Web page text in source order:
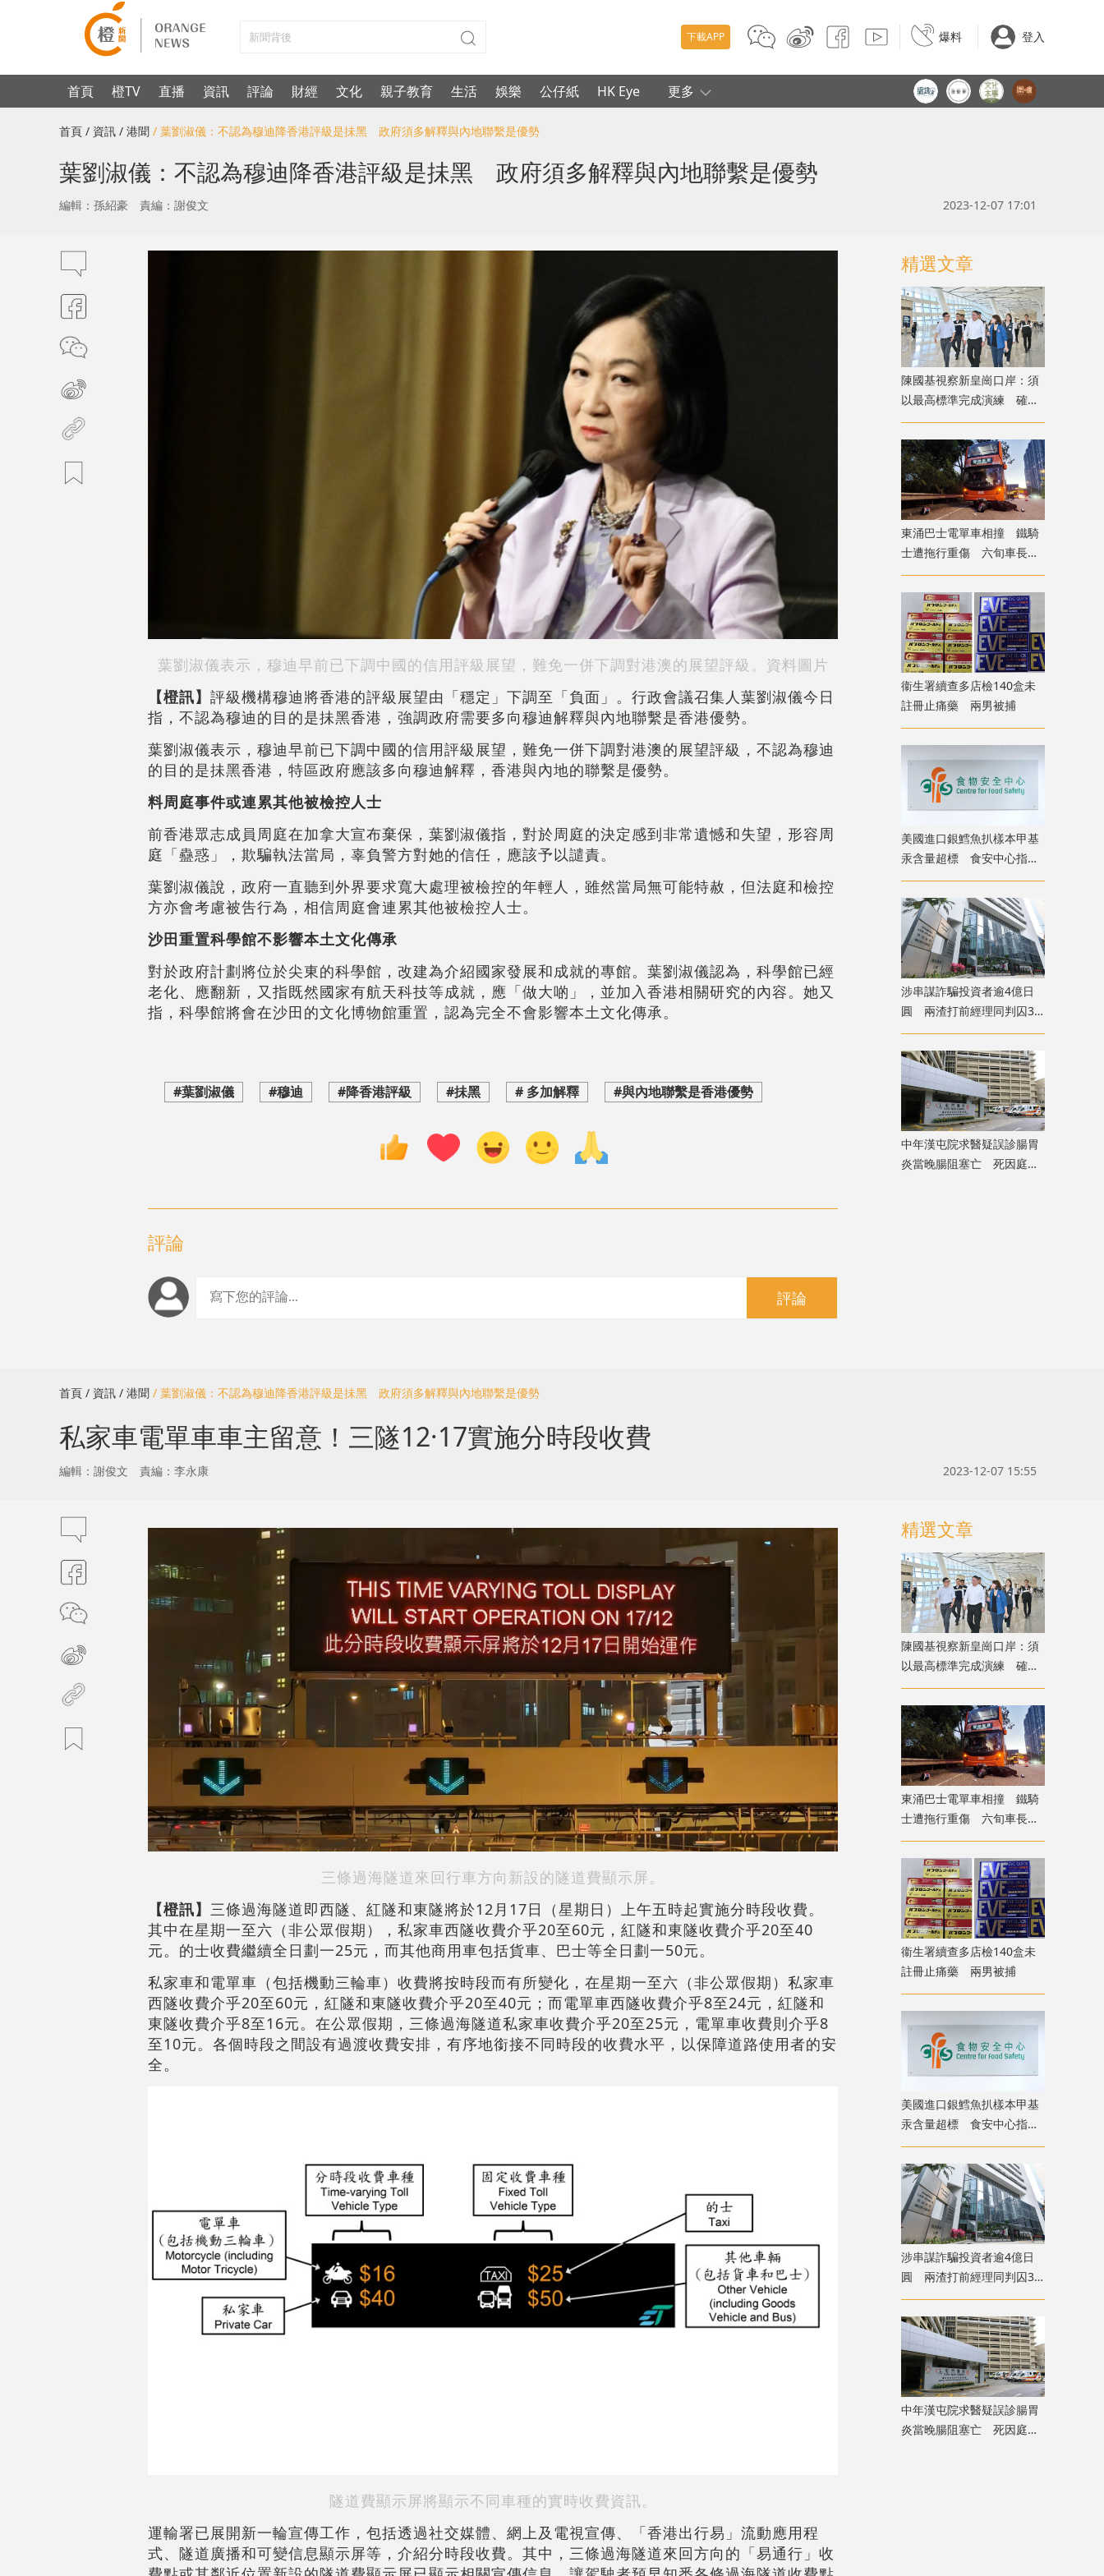
下載APP 爆料 登入
首頁 橙TV 直播 資訊 評論 財經 文化 親子教育 生活 娛樂 公仔紙 HK Eye 更多
首頁 / 資訊 / 港聞 / 葉劉淑儀：不認為穆迪降香港評級是抺黑 政府須多解釋與內地聯繫是優勢
葉劉淑儀：不認為穆迪降香港評級是抺黑 政府須多解釋與內地聯繫是優勢
編輯：孫紹豪 責編：謝俊文 2023-12-07 17:01
葉劉淑儀表示，穆迪早前已下調中國的信用評級展望，難免一併下調對港澳的展望評級。資料圖片
【橙訊】 評級機構穆迪將香港的評級展望由「穩定」下調至「負面」。行政會議召集人葉劉淑儀今日
指，不認為穆迪的目的是抺黑香港，強調政府需要多向穆迪解釋與內地聯繫是香港優勢。
葉劉淑儀表示，穆迪早前已下調中國的信用評級展望，難免一併下調對港澳的展望評級，不認為穆迪
的目的是抺黑香港，特區政府應該多向穆迪解釋，香港與內地的聯繫是優勢。
料周庭事件或連累其他被檢控人士
前香港眾志成員周庭在加拿大宣布棄保，葉劉淑儀指，對於周庭的決定感到非常遺憾和失望，形容周
庭「蠱惑」，欺騙執法當局，辜負警方對她的信任，應該予以譴責。
葉劉淑儀說，政府一直聽到外界要求寬大處理被檢控的年輕人，雖然當局無可能特赦，但法庭和檢控
方亦會考慮被吿行為，相信周庭會連累其他被檢控人士。
沙田重置科學館不影響本土文化傳承
對於政府計劃將位於尖東的科學館，改建為介紹國家發展和成就的專館。葉劉淑儀認為，科學館已經
老化、應翻新，又指既然國家有航天科技等成就，應「做大啲」，並加入香港相關研究的內容。她又
指，科學館將會在沙田的文化博物館重置，認為完全不會影響本土文化傳承。
#葉劉淑儀 #穆迪 #降香港評級 #抺黑 # 多加解釋 #與內地聯繫是香港優勢
評論
評論
精選文章
陳國基視察新皇崗口岸：須
以最高標準完成演練 確保
通關萬無一失
東涌巴士電單車相撞 鐵騎
士遭拖行重傷 六旬車長涉
危駕被捕
衞生署續查多店檢140盒未
註冊止痛藥 兩男被捕
美國進口銀鱈魚扒樣本甲基
汞含量超標 食安中心指令
下架
涉串謀詐騙投資者逾4億日
圓 兩渣打前經理同判囚3
年
中年漢屯院求醫疑誤診腸胃
炎當晚腸阻塞亡 死因庭展
首頁 / 資訊 / 港聞 / 葉劉淑儀：不認為穆迪降香港評級是抺黑 政府須多解釋與內地聯繫是優勢
私家車電單車車主留意！三隧12·17實施分時段收費
編輯：謝俊文 責編：李永康 2023-12-07 15:55
三條過海隧道來回行車方向新設的隧道費顯示屏。
【橙訊】 三條過海隧道即西隧、紅隧和東隧將於12月17日（星期日）上午五時起實施分時段收費。
其中在星期一至六（非公眾假期），私家車西隧收費介乎20至60元，紅隧和東隧收費介乎20至40
元。的士收費繼續全日劃一25元，而其他商用車包括貨車、巴士等全日劃一50元。
私家車和電單車（包括機動三輪車）收費將按時段而有所變化，在星期一至六（非公眾假期）私家車
西隧收費介乎20至60元，紅隧和東隧收費介乎20至40元；而電單車西隧收費介乎8至24元，紅隧和
東隧收費介乎8至16元。在公眾假期，三條過海隧道私家車收費介乎20至25元，電單車收費則介乎8
至10元。各個時段之間設有過渡收費安排，有序地銜接不同時段的收費水平，以保障道路使用者的安
全。
隧道費顯示屏將顯示不同車種的實時收費資訊。
運輸署已展開新一輪宣傳工作，包括透過社交媒體、網上及電視宣傳、「香港出行易」流動應用程
式、隧道廣播和可變信息顯示屏等，介紹分時段收費。其中，三條過海隧道來回方向的「易通行」收
精選文章
陳國基視察新皇崗口岸：須
以最高標準完成演練 確保
通關萬無一失
東涌巴士電單車相撞 鐵騎
士遭拖行重傷 六旬車長涉
危駕被捕
衞生署續查多店檢140盒未
註冊止痛藥 兩男被捕
美國進口銀鱈魚扒樣本甲基
汞含量超標 食安中心指令
下架
涉串謀詐騙投資者逾4億日
圓 兩渣打前經理同判囚3
年
中年漢屯院求醫疑誤診腸胃
炎當晚腸阻塞亡 死因庭展